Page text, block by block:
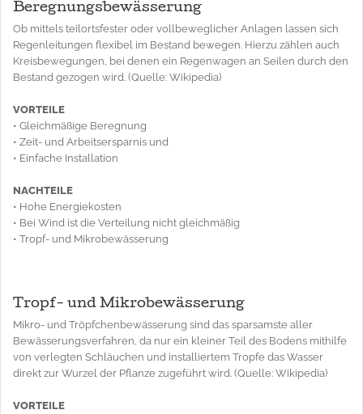
Beregnungsbewässerung
Ob mittels teilortsfester oder vollbeweglicher Anlagen lassen sich
Regenleitungen flexibel im Bestand bewegen. Hierzu zählen auch
Kreisbewegungen, bei denen ein Regenwagen an Seilen durch den
Bestand gezogen wird. (Quelle: Wikipedia)
VORTEILE
• Gleichmäßige Beregnung
• Zeit- und Arbeitsersparnis und
• Einfache Installation
NACHTEILE
• Hohe Energiekosten
• Bei Wind ist die Verteilung nicht gleichmäßig
• Tropf- und Mikrobewässerung
Tropf- und Mikrobewässerung
Mikro- und Tröpfchenbewässerung sind das sparsamste aller
Bewässerungsverfahren, da nur ein kleiner Teil des Bodens mithilfe
von verlegten Schläuchen und installiertem Tropfe das Wasser
direkt zur Wurzel der Pflanze zugeführt wird. (Quelle: Wikipedia)
VORTEILE